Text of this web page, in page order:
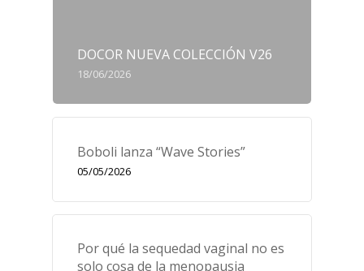
DOCOR NUEVA COLECCIÓN V26
18/06/2026
Boboli lanza “Wave Stories”
05/05/2026
Por qué la sequedad vaginal no es
solo cosa de la menopausia